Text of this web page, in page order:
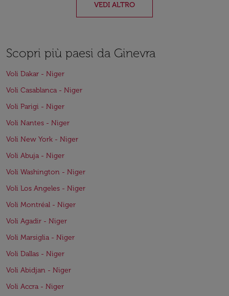
VEDI ALTRO
Scopri più paesi da Ginevra
Voli Dakar - Niger
Voli Casablanca - Niger
Voli Parigi - Niger
Voli Nantes - Niger
Voli New York - Niger
Voli Abuja - Niger
Voli Washington - Niger
Voli Los Angeles - Niger
Voli Montréal - Niger
Voli Agadir - Niger
Voli Marsiglia - Niger
Voli Dallas - Niger
Voli Abidjan - Niger
Voli Accra - Niger